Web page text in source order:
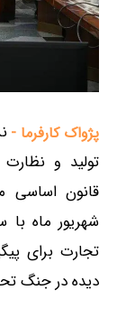
پژواک کارفرما -
شهریور ماه
تجارت برای
دیده در جنگ تحمیلی ۱۲ روزه